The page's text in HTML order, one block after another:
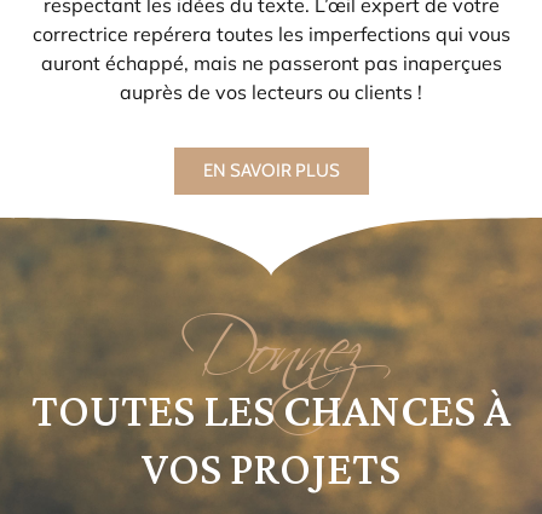
correctrice repérera toutes les imperfections qui vous
auront échappé, mais ne passeront pas inaperçues
auprès de vos lecteurs ou clients !
EN SAVOIR PLUS
Donnez
TOUTES LES CHANCES À
VOS PROJETS